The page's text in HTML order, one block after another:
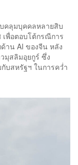
คลุมบุคคลหลายสิบ
เพื่อตอบโต้กรณีการ
น AI ของจีน หลัง
มุสลิมอุยกูร์ ซึ่ง
บสหรัฐฯ ในการคว่ำ